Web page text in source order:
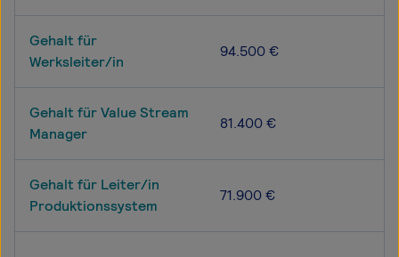
Gehalt für
Werksleiter/in
94.500 €
Gehalt für Value Stream
Manager
81.400 €
Gehalt für Leiter/in
Produktionssystem
71.900 €